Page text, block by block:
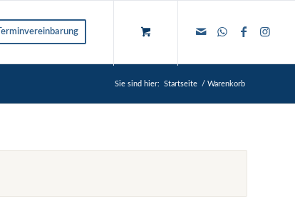
Terminvereinbarung
Sie sind hier: Startseite / Warenkorb